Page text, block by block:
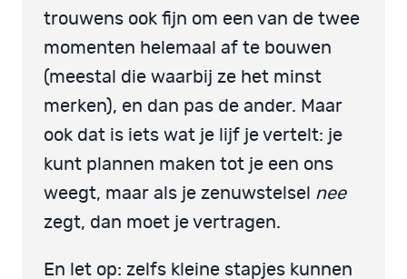
trouwens ook fijn om een van de twee
momenten helemaal af te bouwen
(meestal die waarbij ze het minst
merken), en dan pas de ander. Maar
ook dat is iets wat je lijf je vertelt: je
kunt plannen maken tot je een ons
weegt, maar als je zenuwstelsel nee
zegt, dan moet je vertragen.
En let op: zelfs kleine stapjes kunnen